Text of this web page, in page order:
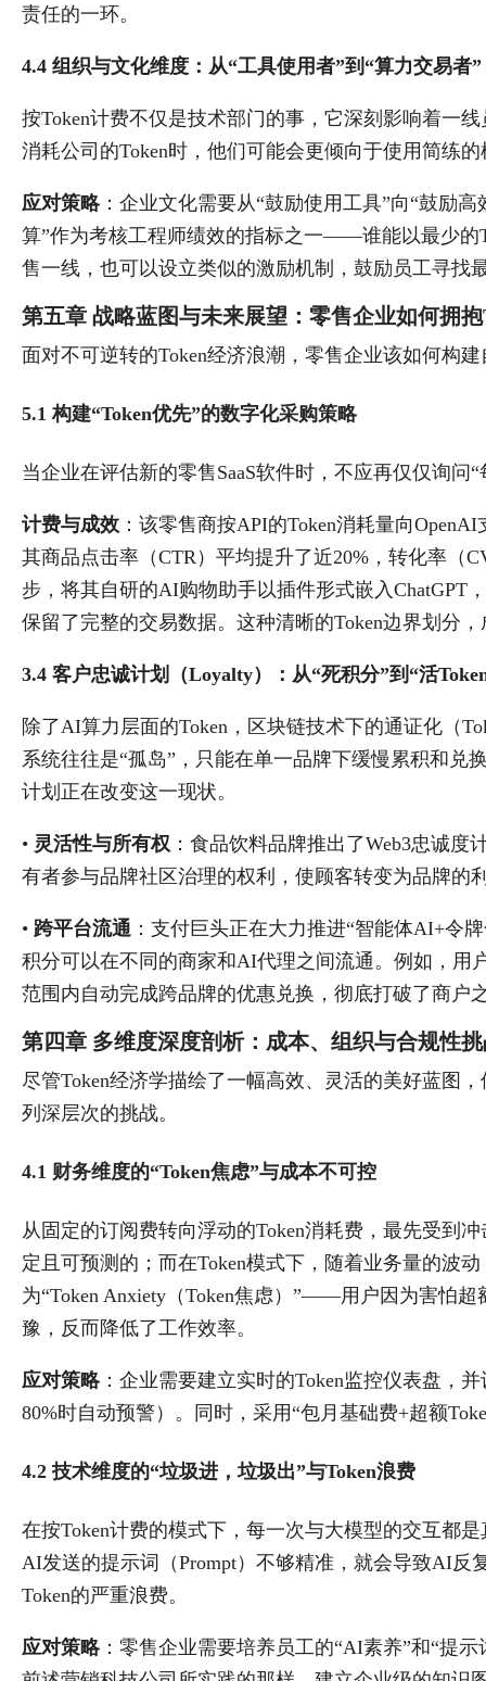
责任的一环。
4.4 组织与文化维度：从“工具使用者”到“算力交易者”
按Token计费不仅是技术部门的事，它深刻影响着一
消耗公司的Token时，他们可能会更倾向于使用简练
应对策略 ：企业文化需要从“鼓励使用工具”向“鼓励
算”作为考核工程师绩效的指标之一——谁能以最少的
售一线，也可以设立类似的激励机制，鼓励员工寻找
第五章 战略蓝图与未来展望：零售企业如何拥抱
面对不可逆转的Token经济浪潮，零售企业该如何构
5.1 构建“Token优先”的数字化采购策略
当企业在评估新的零售SaaS软件时，不应再仅仅询问
计费与成效 ：该零售商按API的Token消耗量向
其商品点击率（CTR）平均提升了近20%，转化率（
步，将其自研的AI购物助手以插件形式嵌入ChatGPT
保留了完整的交易数据。这种清晰的Token边界划分
3.4 客户忠诚计划（Loyalty）：从“死积分”到“活
除了AI算力层面的Token，区块链技术下的通证化（
系统往往是“孤岛”，只能在单一品牌下缓慢累积和兑
计划正在改变这一现状。
• 灵活性与所有权 ：食品饮料品牌推出了Web3忠诚
有者参与品牌社区治理的权利，使顾客转变为品牌的
• 跨平台流通 ：支付巨头正在大力推进“智能体AI+令
积分可以在不同的商家和AI代理之间流通。例如，用
范围内自动完成跨品牌的优惠兑换，彻底打破了商户
第四章 多维度深度剖析：成本、组织与合规性
尽管Token经济学描绘了一幅高效、灵活的美好蓝图
列深层次的挑战。
4.1 财务维度的“Token焦虑”与成本不可控
从固定的订阅费转向浮动的Token消耗费，最先受到
定且可预测的；而在Token模式下，随着业务量的波
为“Token Anxiety（Token焦虑）”——用户因为害怕
豫，反而降低了工作效率。
应对策略 ：企业需要建立实时的Token监控仪表盘，
80%时自动预警）。同时，采用“包月基础费+超额
4.2 技术维度的“垃圾进，垃圾出”与Token浪费
在按Token计费的模式下，每一次与大模型的交互都
AI发送的提示词（Prompt）不够精准，就会导致AI
Token的严重浪费。
应对策略 ：零售企业需要培养员工的“AI素养”和“提